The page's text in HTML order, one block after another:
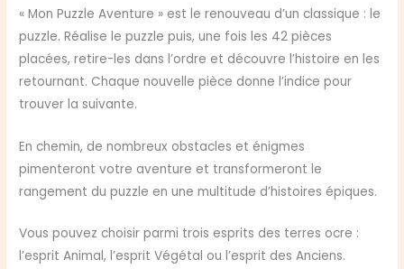
« Mon Puzzle Aventure » est le renouveau d’un classique : le
puzzle. Réalise le puzzle puis, une fois les 42 pièces
placées, retire-les dans l’ordre et découvre l’histoire en les
retournant. Chaque nouvelle pièce donne l’indice pour
trouver la suivante.
En chemin, de nombreux obstacles et énigmes
pimenteront votre aventure et transformeront le
rangement du puzzle en une multitude d’histoires épiques.
Vous pouvez choisir parmi trois esprits des terres ocre :
l’esprit Animal, l’esprit Végétal ou l’esprit des Anciens.